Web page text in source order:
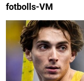
fotbolls-VM